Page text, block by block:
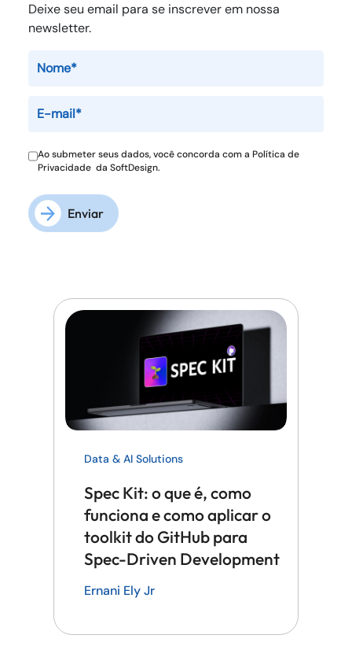
Deixe seu email para se inscrever em nossa
newsletter.
Ao submeter seus dados, você concorda com a Política de
Privacidade da SoftDesign.
Enviar
Data & AI Solutions
Spec Kit: o que é, como
funciona e como aplicar o
toolkit do GitHub para
Spec-Driven Development
Ernani Ely Jr